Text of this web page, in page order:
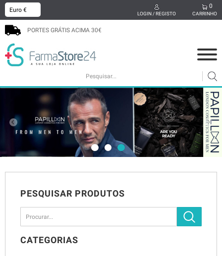
LOGIN / REGISTO CARRINHO
0
PORTES GRÁTIS ACIMA 30€
PESQUISAR PRODUTOS
CATEGORIAS
x
MAMÃ E BEBÉ
SUPLEMENTOS
CABELO
HIGIENE ORAL
SEXUALIDADE
BEM-ESTAR
MEDICAMENTOS